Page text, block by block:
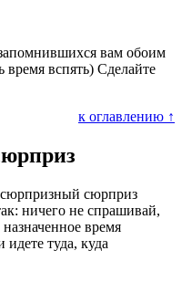
вам обоим
время вспять) Сделайте
к оглавлению ↑
сюрприз
ничего не спрашивай,
время
идете туда, куда